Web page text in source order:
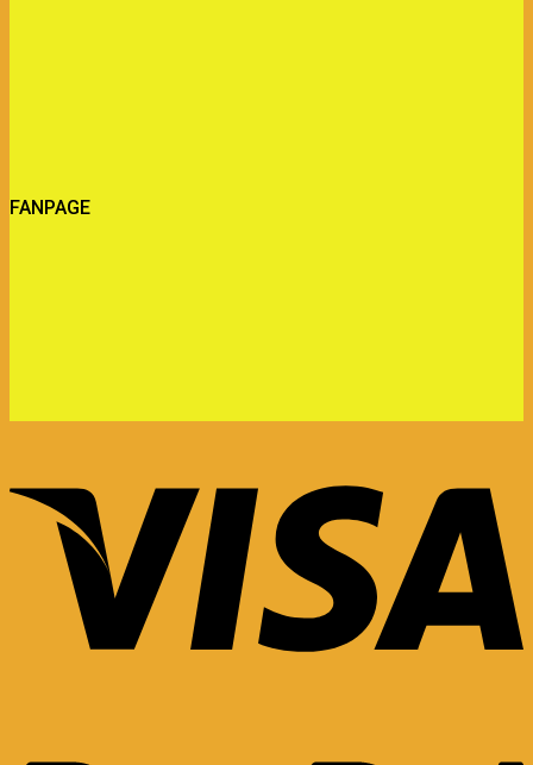
FANPAGE